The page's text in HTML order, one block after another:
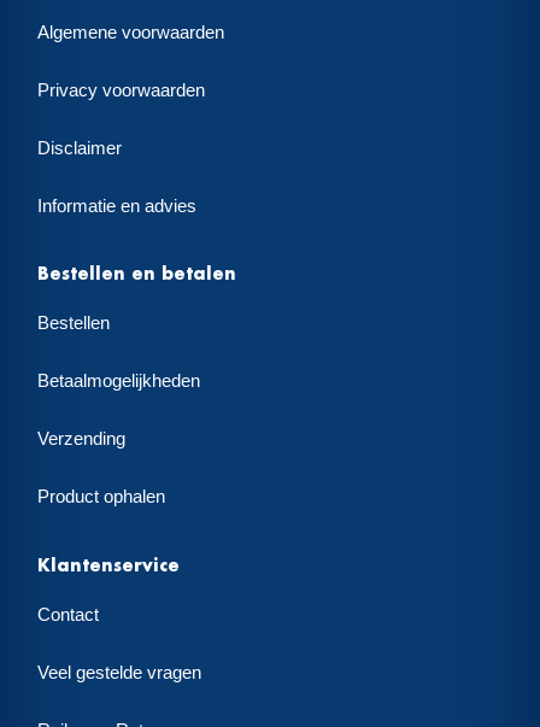
Algemene voorwaarden
Privacy voorwaarden
Disclaimer
Informatie en advies
Bestellen en betalen
Bestellen
Betaalmogelijkheden
Verzending
Product ophalen
Klantenservice
Contact
Veel gestelde vragen